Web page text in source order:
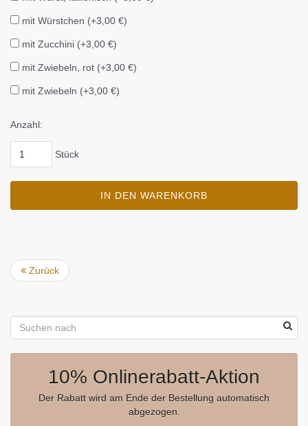
mit Würstchen (+3,00 €)
mit Zucchini (+3,00 €)
mit Zwiebeln, rot (+3,00 €)
mit Zwiebeln (+3,00 €)
Anzahl:
Stück
IN DEN WARENKORB
Zurück
10% Onlinerabatt-Aktion
Der Rabatt wird am Ende der Bestellung automatisch
abgezogen.